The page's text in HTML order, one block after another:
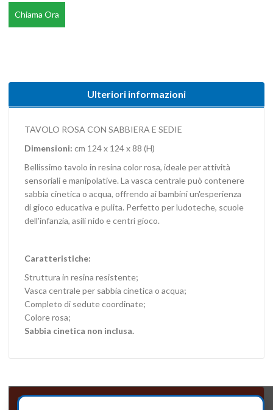
Chiama Ora
Ulteriori informazioni
TAVOLO ROSA CON SABBIERA E SEDIE
Dimensioni: cm 124 x 124 x 88 (H)
Bellissimo tavolo in resina color rosa, ideale per attività
sensoriali e manipolative. La vasca centrale può contenere
sabbia cinetica o acqua, offrendo ai bambini un'esperienza
di gioco educativa e pulita. Perfetto per ludoteche, scuole
dell'infanzia, asili nido e centri gioco.
Caratteristiche:
Struttura in resina resistente;
Vasca centrale per sabbia cinetica o acqua;
Completo di sedute coordinate;
Colore rosa;
Sabbia cinetica non inclusa.
Sabbiere sedute e scenografie in resina